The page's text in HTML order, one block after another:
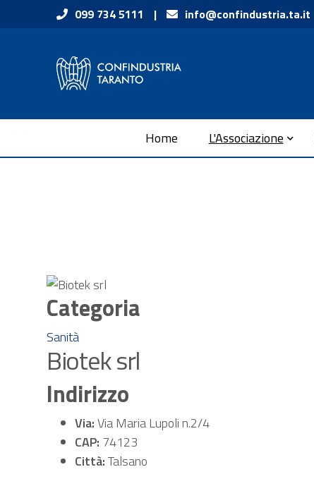
Vai ai contenuti099 734 5111 | info@confindustria.ta.it
Home L'Associazione
Categoria
Sanità
Biotek srl
Indirizzo
Via:Via Maria Lupoli n.2/4
CAP: 74123
Città:Talsano